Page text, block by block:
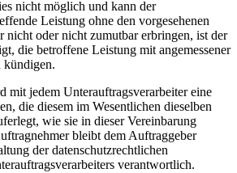
nicht möglich und kann der
Leistung ohne den vorgesehenen
nicht oder nicht zumutbar erbringen, ist der
die betroffene Leistung mit angemessener
kündigen.
mit jedem Unterauftragsverarbeiter eine
die diesem im Wesentlichen dieselben
wie sie in dieser Vereinbarung
bleibt dem Auftraggeber
der datenschutzrechtlichen
verantwortlich.